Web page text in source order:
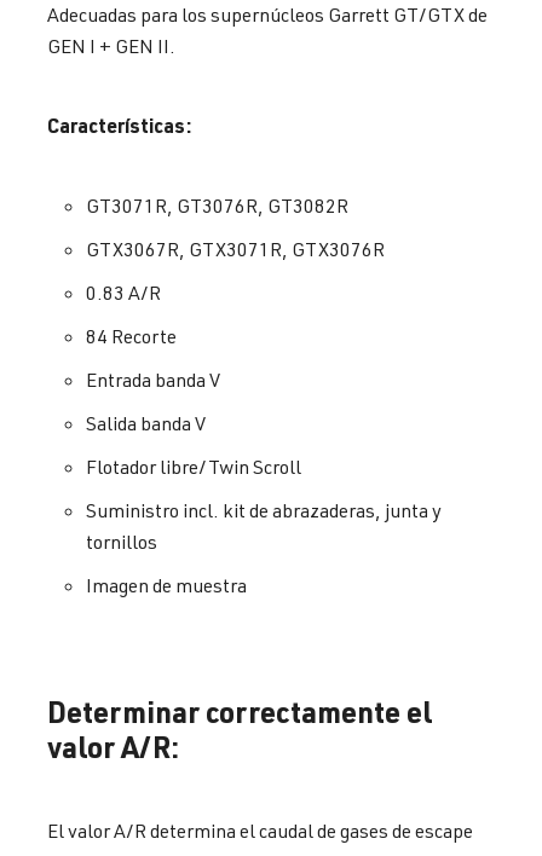
Adecuadas para los supernúcleos Garrett GT/GTX de
GEN I + GEN II.
Características:
GT3071R, GT3076R, GT3082R
GTX3067R, GTX3071R, GTX3076R
0.83 A/R
84 Recorte
Entrada banda V
Salida banda V
Flotador libre/Twin Scroll
Suministro incl. kit de abrazaderas, junta y
tornillos
Imagen de muestra
Determinar correctamente el
valor A/R:
El valor A/R determina el caudal de gases de escape